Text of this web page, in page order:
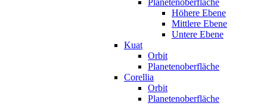
Höhere Ebene
Mittlere Ebene
Untere Ebene
Kuat
Orbit
Planetenoberfläche
Corellia
Orbit
Planetenoberfläche